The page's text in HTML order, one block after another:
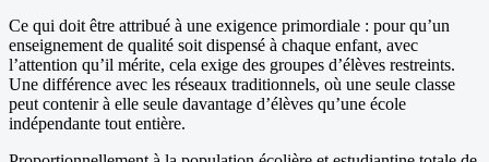
Ce qui doit être attribué à une exigence primordiale : pour qu’un
enseignement de qualité soit dispensé à chaque enfant, avec
l’attention qu’il mérite, cela exige des groupes d’élèves restreints.
Une différence avec les réseaux traditionnels, où une seule classe
peut contenir à elle seule davantage d’élèves qu’une école
indépendante tout entière.